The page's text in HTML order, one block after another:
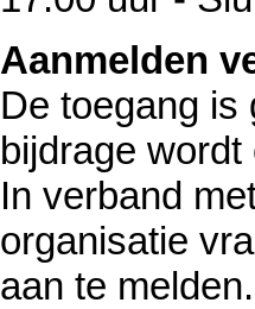
Aanmelden
De toegang is
bijdrage
In verband
organisatie
aan te melden.